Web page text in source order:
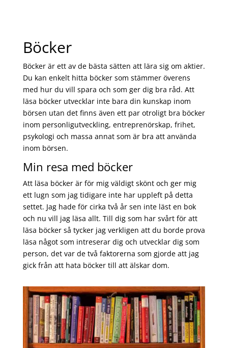
Böcker
Böcker är ett av de bästa sätten att lära sig om aktier.
Du kan enkelt hitta böcker som stämmer överens
med hur du vill spara och som ger dig bra råd. Att
läsa böcker utvecklar inte bara din kunskap inom
börsen utan det finns även ett par otroligt bra böcker
inom personligutveckling, entreprenörskap, frihet,
psykologi och massa annat som är bra att använda
inom börsen.
Min resa med böcker
Att läsa böcker är för mig väldigt skönt och ger mig
ett lugn som jag tidigare inte har uppleft på detta
settet. Jag hade för cirka två år sen inte läst en bok
och nu vill jag läsa allt. Till dig som har svårt för att
läsa böcker så tycker jag verkligen att du borde prova
läsa något som intreserar dig och utvecklar dig som
person, det var de två faktorerna som gjorde att jag
gick från att hata böcker till att älskar dom.